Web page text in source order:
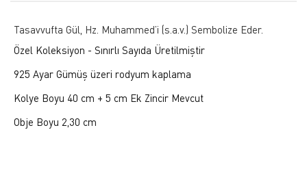
Tasavvufta Gül, Hz. Muhammed’i (s.a.v.) Sembolize Eder.
Özel Koleksiyon - Sınırlı Sayıda Üretilmiştir
925 Ayar Gümüş üzeri rodyum kaplama
Kolye Boyu 40 cm + 5 cm Ek Zincir Mevcut
Obje Boyu 2,30 cm